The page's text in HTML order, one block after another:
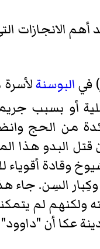
الانجازات
في البوسنة
أو بسبب
من الحج
البدو هذا
شيوخ وقادة
السِن. جاء
ولكنهم لم
عكا أن